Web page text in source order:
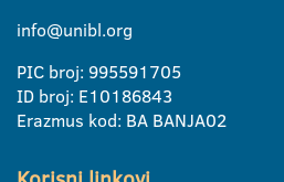
info@unibl.org
PIC broj: 995591705
ID broj: E10186843
Erazmus kod: BA BANJA02